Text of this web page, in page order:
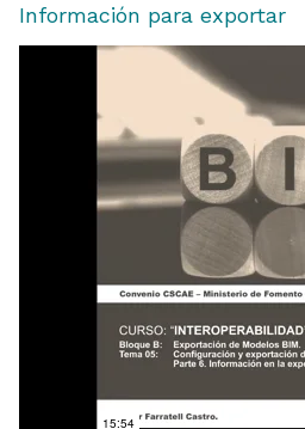
Información para exportar